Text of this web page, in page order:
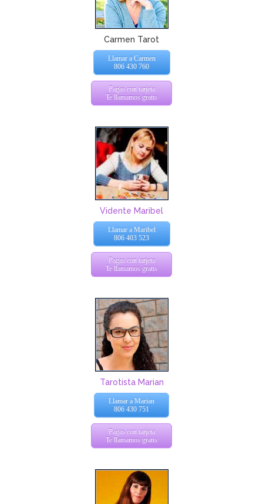
Carmen Tarot
Llamar a Carmen
806 430 760
Pagas con tarjeta
Te llamamos gratis
Vidente Maribel
Llamar a Maribel
806 403 523
Pagas con tarjeta
Te llamamos gratis
Tarotista Marian
Llamar a Marian
806 430 751
Pagas con tarjeta
Te llamamos gratis